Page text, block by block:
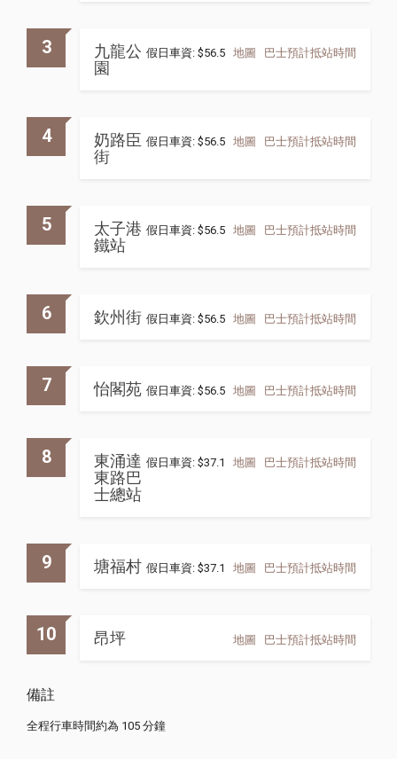
3 假日車資: $56.5 地圖 巴士預計抵站時間
九龍公
園
4 假日車資: $56.5 地圖 巴士預計抵站時間
奶路臣
街
5 假日車資: $56.5 地圖 巴士預計抵站時間
太子港
鐵站
6 假日車資: $56.5 地圖 巴士預計抵站時間
欽州街
7 假日車資: $56.5 地圖 巴士預計抵站時間
怡閣苑
8 假日車資: $37.1 地圖 巴士預計抵站時間
東涌達
東路巴
士總站
9 假日車資: $37.1 地圖 巴士預計抵站時間
塘福村
10 地圖 巴士預計抵站時間
昂坪
備註
全程行車時間約為 105 分鐘